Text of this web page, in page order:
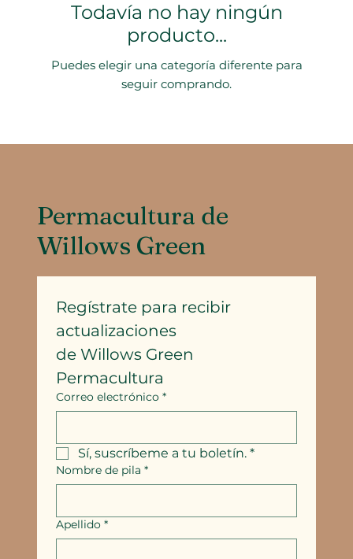
Todavía no hay ningún
producto...
Puedes elegir una categoría diferente para
seguir comprando.
Permacultura de
Willows Green
Regístrate para recibir
actualizaciones
de Willows Green
Permacultura
Correo electrónico *
Sí, suscríbeme a tu boletín. *
Nombre de pila *
Apellido *